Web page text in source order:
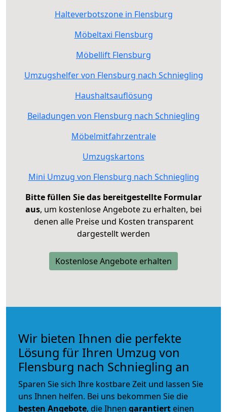
Halteverbotszone in Flensburg
Möbeltaxi Flensburg
Möbellift Flensburg
Umzugshelfer von Flensburg nach Schniegling
Haushaltsauflösung
Beiladungen von Flensburg nach Schniegling
Möbelmitfahrzentrale
Umzugskartons
Mini Umzug von Flensburg nach Schniegling
Bitte füllen Sie das bereitgestellte Formular
aus, um kostenlose Angebote zu erhalten, bei
denen alle Preise und Kosten transparent
dargestellt werden
Kostenlose Angebote erhalten
Wir bieten Ihnen die perfekte
Lösung für Ihren Umzug von
Flensburg nach Schniegling an
Sparen Sie sich Ihre kostbare Zeit und lassen Sie
uns Ihnen helfen. Bei uns bekommen Sie die
besten Angebote, die Ihnen garantiert einen